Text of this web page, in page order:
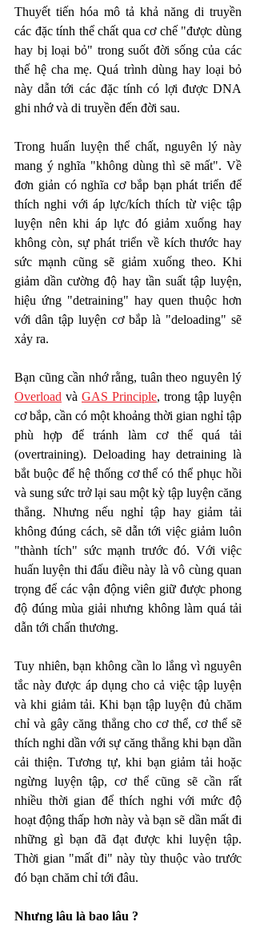
Thuyết tiến hóa mô tả khả năng di truyền
các đặc tính thể chất qua cơ chế "được dùng
hay bị loại bỏ" trong suốt đời sống của các
thế hệ cha mẹ. Quá trình dùng hay loại bỏ
này dẫn tới các đặc tính có lợi được DNA
ghi nhớ và di truyền đến đời sau.
Trong huấn luyện thể chất, nguyên lý này
mang ý nghĩa "không dùng thì sẽ mất". Về
đơn giản có nghĩa cơ bắp bạn phát triển để
thích nghi với áp lực/kích thích từ việc tập
luyện nên khi áp lực đó giảm xuống hay
không còn, sự phát triển về kích thước hay
sức mạnh cũng sẽ giảm xuống theo. Khi
giảm dần cường độ hay tần suất tập luyện,
hiệu ứng "detraining" hay quen thuộc hơn
với dân tập luyện cơ bắp là "deloading" sẽ
xảy ra.
Overload và GAS Principle, trong tập luyện
cơ bắp, cần có một khoảng thời gian nghỉ tập
phù hợp để tránh làm cơ thể quá tải
(overtraining). Deloading hay detraining là
bắt buộc để hệ thống cơ thể có thể phục hồi
và sung sức trở lại sau một kỳ tập luyện căng
thẳng. Nhưng nếu nghỉ tập hay giảm tải
không đúng cách, sẽ dẫn tới việc giảm luôn
"thành tích" sức mạnh trước đó. Với việc
huấn luyện thi đấu điều này là vô cùng quan
trọng để các vận động viên giữ được phong
độ đúng mùa giải nhưng không làm quá tải
dẫn tới chấn thương.
Tuy nhiên, bạn không cần lo lắng vì nguyên
tắc này được áp dụng cho cả việc tập luyện
và khi giảm tải. Khi bạn tập luyện đủ chăm
chỉ và gây căng thẳng cho cơ thể, cơ thể sẽ
thích nghi dần với sự căng thẳng khi bạn dần
cải thiện. Tương tự, khi bạn giảm tải hoặc
ngừng luyện tập, cơ thể cũng sẽ cần rất
nhiều thời gian để thích nghi với mức độ
hoạt động thấp hơn này và bạn sẽ dần mất đi
những gì bạn đã đạt được khi luyện tập.
Thời gian "mất đi" này tùy thuộc vào trước
đó bạn chăm chỉ tới đâu.
Nhưng lâu là bao lâu ?